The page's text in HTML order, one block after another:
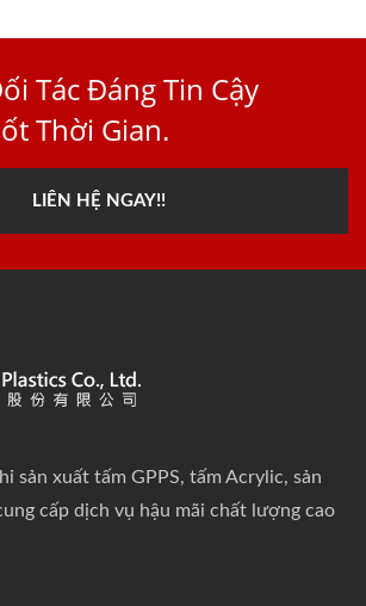
Tác Đáng Tin Cậy
Thời Gian.
LIÊN HỆ NGAY!!
sản xuất tấm GPPS, tấm Acrylic, sản
cấp dịch vụ hậu mãi chất lượng cao